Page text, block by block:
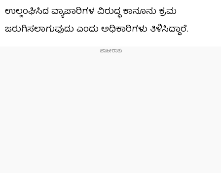
ಉಲ್ಲಂಘಿಸಿದ ವ್ಯಾಪಾರಿಗಳ ವಿರುದ್ಧ ಕಾನೂನು ಕ್ರಮ
ಜರುಗಿಸಲಾಗುವುದು ಎಂದು ಅಧಿಕಾರಿಗಳು ತಿಳಿಸಿದ್ದಾರೆ.